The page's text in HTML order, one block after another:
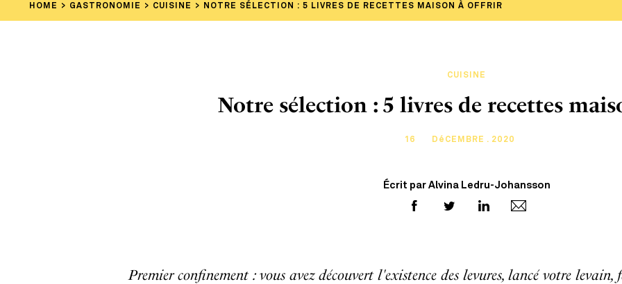
HOME GASTRONOMIE CUISINE NOTRE SÉLECTION : 5 LIVRES DE RECETTES MAISON À OFFRIR
CUISINE
Notre sélection : 5 livres de recettes
16 DéCEMBRE . 2020
Écrit par Alvina Ledru-Johansson
Premier confinement : vous avez découvert l'existence des levures, lancé votre